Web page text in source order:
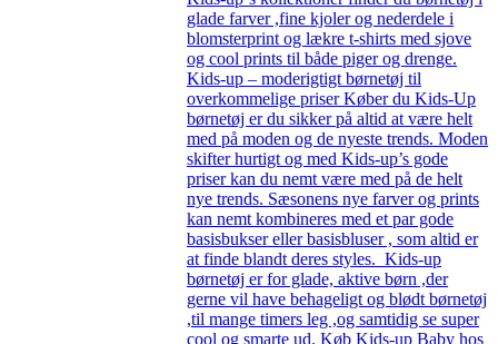
glade farver ,fine kjoler og nederdele i
blomsterprint og lækre t-shirts med sjove
og cool prints til både piger og drenge.
Kids-up – moderigtigt børnetøj til
overkommelige priser Køber du Kids-Up
børnetøj er du sikker på altid at være helt
med på moden og de nyeste trends. Moden
skifter hurtigt og med Kids-up’s gode
priser kan du nemt være med på de helt
nye trends. Sæsonens nye farver og prints
kan nemt kombineres med et par gode
basisbukser eller basisbluser , som altid er
at finde blandt deres styles. Kids-up
børnetøj er for glade, aktive børn ,der
gerne vil have behageligt og blødt børnetøj
,til mange timers leg ,og samtidig se super
cool og smarte ud. Køb Kids-up Baby hos